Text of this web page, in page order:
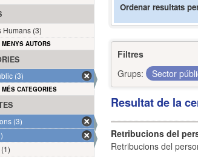
Ordenar resultats
Filtres
Grups:
Sector
Resultat de la
Retribucions del
Retribucions del
Humans (3)
MENYS AUTORS
(3)
MÉS CATEGORIES
(3)